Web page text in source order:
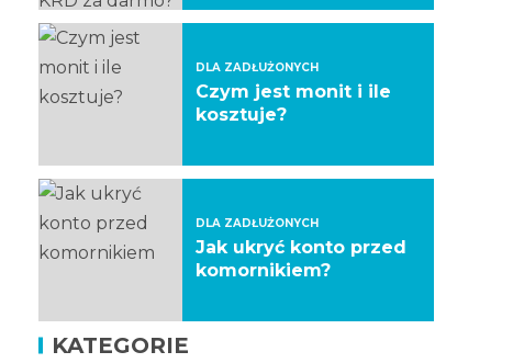
DLA ZADŁUŻONYCH
Czym jest monit i ile
kosztuje?
DLA ZADŁUŻONYCH
Jak ukryć konto przed
komornikiem?
KATEGORIE